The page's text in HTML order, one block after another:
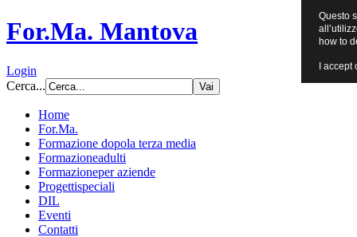
For.Ma. Mantova
Login
Cerca...
Home
For.Ma.
Formazione dopola terza media
Formazioneadulti
Formazioneper aziende
Progettispeciali
DIL
Eventi
Contatti
Questo
how to
I